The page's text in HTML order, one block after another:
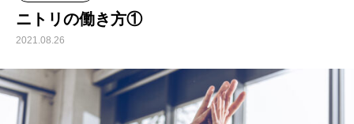
ニトリの働き方①
2021.08.26